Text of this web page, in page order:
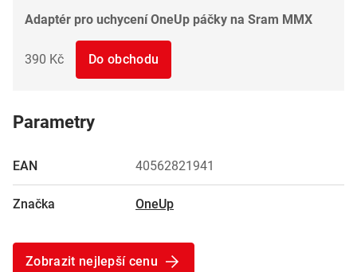
Adaptér pro uchycení OneUp páčky na Sram MMX
390 Kč Do obchodu
Parametry
EAN 40562821941
Značka OneUp
Zobrazit nejlepší cenu